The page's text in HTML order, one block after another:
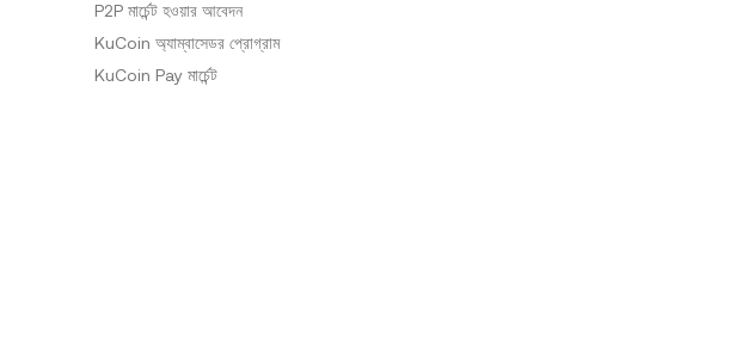
P2P মার্চেন্ট হওয়ার আবেদন
KuCoin অ্যাম্বাসেডর প্রোগ্রাম
KuCoin Pay মার্চেন্ট